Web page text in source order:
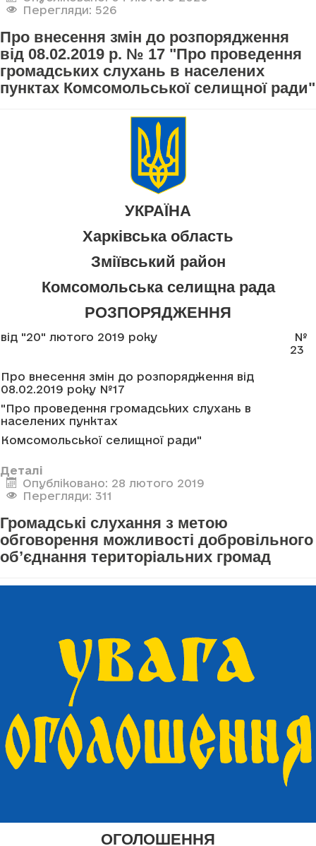
Перегляди: 526
Про внесення змін до розпорядження
від 08.02.2019 р. № 17 "Про проведення
громадських слухань в населених
пунктах Комсомольської селищної ради"
УКРАЇНА
Харківська область
Зміївський район
Комсомольська селищна рада
РОЗПОРЯДЖЕННЯ
від "20" лютого 2019 року
№
23
Про внесення змін до розпорядження від
08.02.2019 року №17
"Про проведення громадських слухань в
населених пунктах
Комсомольської селищної ради"
Деталі
Опубліковано: 28 лютого 2019
Перегляди: 311
Громадські слухання з метою
обговорення можливості добровільного
об’єднання територіальних громад
ОГОЛОШЕННЯ